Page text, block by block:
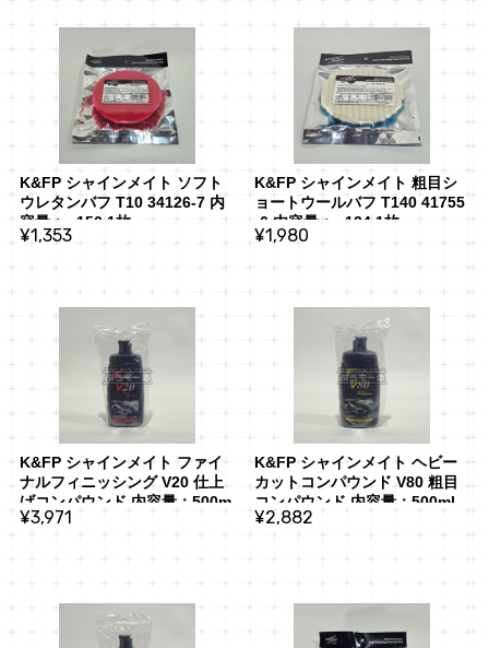
K&FP シャインメイト ソフト
ウレタンバフ T10 34126-7 内
容量：φ150 1枚
¥1,353
K&FP シャインメイト 粗目シ
ョートウールバフ T140 41755
-6 内容量：φ134 1枚
¥1,980
K&FP シャインメイト ファイ
ナルフィニッシング V20 仕上
げコンパウンド 内容量：500m
l
¥3,971
K&FP シャインメイト ヘビー
カットコンパウンド V80 粗目
コンパウンド 内容量：500ml
¥2,882